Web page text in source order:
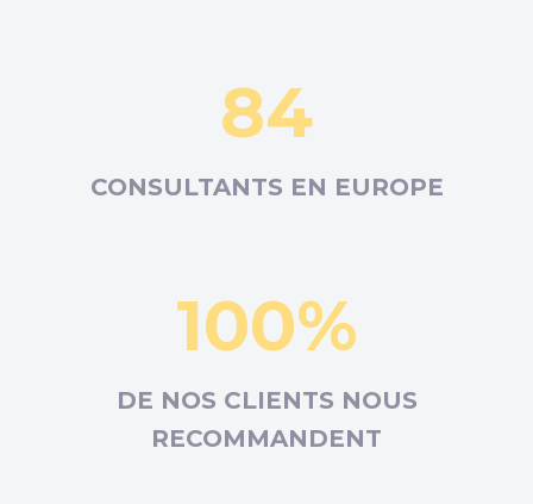
84
CONSULTANTS EN EUROPE
100%
DE NOS CLIENTS NOUS
RECOMMANDENT